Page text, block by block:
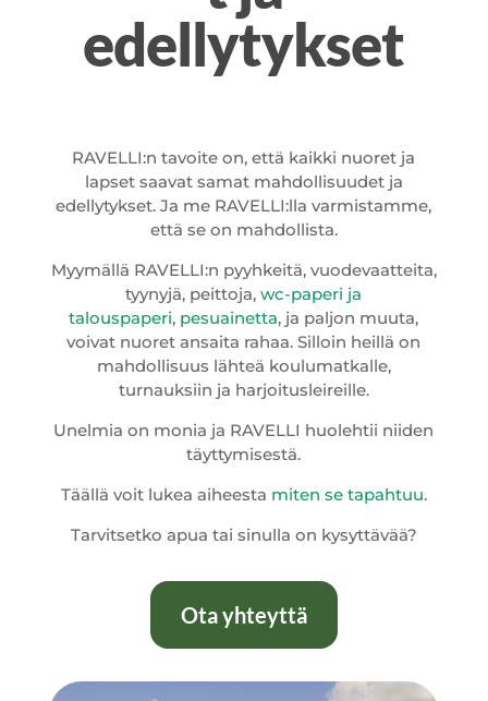
edellytykset
RAVELLI:n tavoite on, että kaikki nuoret ja
lapset saavat samat mahdollisuudet ja
edellytykset. Ja me RAVELLI:lla varmistamme,
että se on mahdollista.
Myymällä RAVELLI:n pyyhkeitä, vuodevaatteita,
tyynyjä, peittoja, wc-paperi ja
talouspaperi, pesuainetta, ja paljon muuta,
voivat nuoret ansaita rahaa. Silloin heillä on
mahdollisuus lähteä koulumatkalle,
turnauksiin ja harjoitusleireille.
Unelmia on monia ja RAVELLI huolehtii niiden
täyttymisestä.
Täällä voit lukea aiheesta miten se tapahtuu.
Tarvitsetko apua tai sinulla on kysyttävää?
Ota yhteyttä